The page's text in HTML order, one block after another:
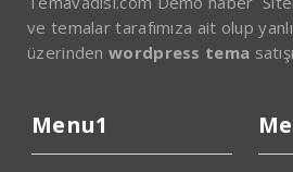
ve temalar tarafımıza ait olup
üzerinden wordpress tema
Menu1